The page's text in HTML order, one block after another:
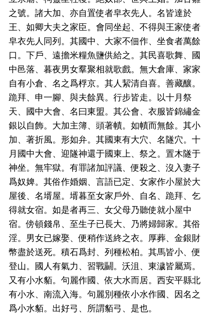
之號。諸大加、亦自置使者皁衣先人。名皆達於
王、如卿大夫之家臣。會同坐起、不得與王家使者
皁衣先人同列。其國中、大家不佃作、坐食者萬餘
口。下戶、遠擔米糧魚鹽供給之。其民喜歌舞、國
中邑落、暮夜男女羣聚相就歌戲。無大倉庫、家家
自有小倉、名之爲桴京。其人絜清自喜。善藏釀。
跪拜、申一腳、與夫餘異。行步皆走。以十月祭
天、國中大會、名曰東盟。其公會、衣服皆錦繡金
銀以自飾。大加主簿、頭著幘。如幘而無餘。其小
加、著折風。形如弁。其國東有大穴、名隧穴。十
月國中大會、迎隧神還于國東上、祭之。置木隧于
神坐。無牢獄。有罪諸加評議、便殺之、沒入妻子
爲奴婢。其俗作婚姻、言語已定、女家作小屋於大
屋後、名壻屋。壻暮至女家戶外、自名、跪拜、乞
得就女宿。如是者再三、女父母乃聽使就小屋中
宿。傍頓錢帛、至生子已長大、乃將婦歸家。其俗
淫。男女已嫁娶、便稍作送終之衣。厚葬、金銀財
幣盡於送死。積石爲封、列種松柏。其馬皆小、便
登山。國人有氣力、習戰鬭。沃沮、東濊皆屬焉。
又有小水貊。句麗作國、依大水而居。西安平縣北
有小水、南流入海。句麗別種依小水作國、因名之
爲小水貊。出好弓、所謂貊弓、是也。